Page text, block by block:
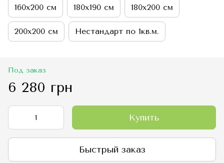
160х200 см 180х190 см 180х200 см
200х200 см Нестандарт по 1кв.м.
Под заказ
6 280 грн
Купить
Быстрый заказ